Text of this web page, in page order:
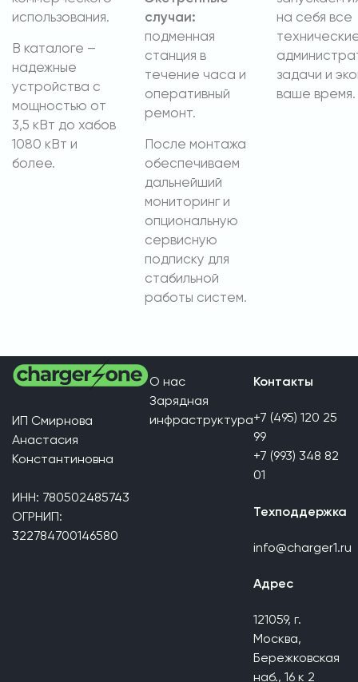
использования.
В каталоге –
надежные
устройства с
мощностью от
3,5 кВт до хабов
1080 кВт и
более.
случаи:
подменная
станция в
течение часа и
оперативный
ремонт.
После монтажа
обеспечиваем
дальнейший
мониторинг и
опциональную
сервисную
подписку для
стабильной
работы систем.
на себя все
задачи и
ваше время.
ИП Смирнова
Анастасия
Константиновна
ИНН: 780502485743
ОГРНИП:
322784700146580
О нас
Зарядная
инфраструктура
Контакты
+7 (495) 120 25
99
+7 (993) 348 82
01
Техподдержка
info@charger1.ru
Адрес
121059, г.
Москва,
Бережковская
наб., 16 к 2